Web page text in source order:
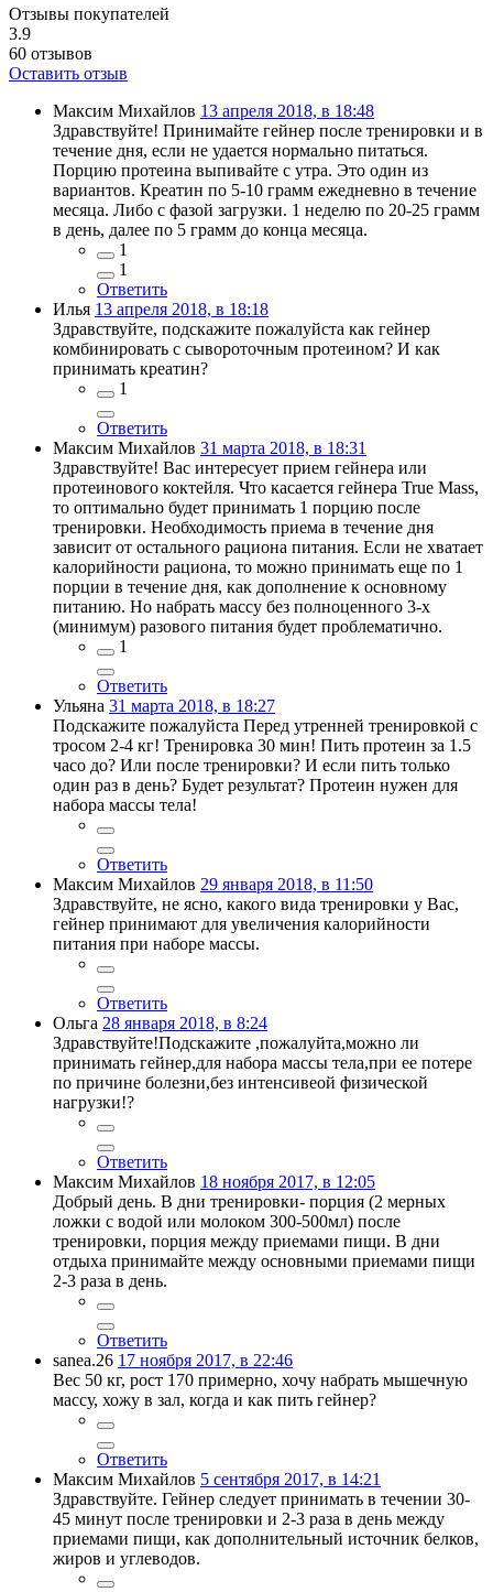
Отзывы покупателей
3.9
60 отзывов
Оставить отзыв
Максим Михайлов 13 апреля 2018, в 18:48
Здравствуйте! Принимайте гейнер после тренировки и в
течение дня, если не удается нормально питаться.
Порцию протеина выпивайте с утра. Это один из
вариантов. Креатин по 5-10 грамм ежедневно в течение
месяца. Либо с фазой загрузки. 1 неделю по 20-25 грамм
в день, далее по 5 грамм до конца месяца.
1
1
Ответить
Илья 13 апреля 2018, в 18:18
Здравствуйте, подскажите пожалуйста как гейнер
комбинировать с сывороточным протеином? И как
принимать креатин?
1
Ответить
Максим Михайлов 31 марта 2018, в 18:31
Здравствуйте! Вас интересует прием гейнера или
протеинового коктейля. Что касается гейнера True Mass,
то оптимально будет принимать 1 порцию после
тренировки. Необходимость приема в течение дня
зависит от остального рациона питания. Если не хватает
калорийности рациона, то можно принимать еще по 1
порции в течение дня, как дополнение к основному
питанию. Но набрать массу без полноценного 3-х
(минимум) разового питания будет проблематично.
1
Ответить
Ульяна 31 марта 2018, в 18:27
Подскажите пожалуйста Перед утренней тренировкой с
тросом 2-4 кг! Тренировка 30 мин! Пить протеин за 1.5
часо до? Или после тренировки? И если пить только
один раз в день? Будет результат? Протеин нужен для
набора массы тела!
Ответить
Максим Михайлов 29 января 2018, в 11:50
Здравствуйте, не ясно, какого вида тренировки у Вас,
гейнер принимают для увеличения калорийности
питания при наборе массы.
Ответить
Ольга 28 января 2018, в 8:24
Здравствуйте!Подскажите ,пожалуйта,можно ли
принимать гейнер,для набора массы тела,при ее потере
по причине болезни,без интенсивеой физической
нагрузки!?
Ответить
Максим Михайлов 18 ноября 2017, в 12:05
Добрый день. В дни тренировки- порция (2 мерных
ложки с водой или молоком 300-500мл) после
тренировки, порция между приемами пищи. В дни
отдыха принимайте между основными приемами пищи
2-3 раза в день.
Ответить
sanea.26 17 ноября 2017, в 22:46
Вес 50 кг, рост 170 примерно, хочу набрать мышечную
массу, хожу в зал, когда и как пить гейнер?
Ответить
Максим Михайлов 5 сентября 2017, в 14:21
Здравствуйте. Гейнер следует принимать в течении 30-
45 минут после тренировки и 2-3 раза в день между
приемами пищи, как дополнительный источник белков,
жиров и углеводов.